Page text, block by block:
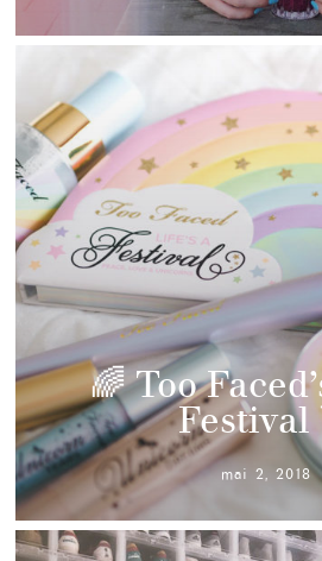
🌈 Too
Festival
mai 2, 2018